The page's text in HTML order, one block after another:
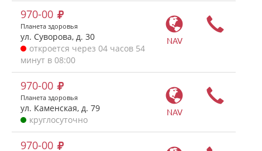
NAV
970-00
Планета здоровья
ул. Суворова, д. 30
откроется через 04 часов 54
минут в 08:00
NAV
970-00
Планета здоровья
ул. Каменская, д. 79
круглосуточно
970-00